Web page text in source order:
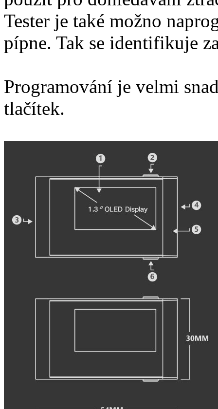
Tester je také možno
pípne. Tak se identifikuje
Programování je velmi
tlačítek.